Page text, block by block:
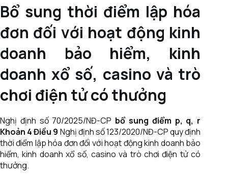
Bổ sung thời điểm lập hóa
đơn đối với hoạt động kinh
doanh bảo hiểm, kinh
doanh xổ số, casino và trò
chơi điện tử có thưởng
Nghị định số 70/2025/NĐ-CP bổ sung điểm p, q, r
Khoản 4 Điều 9 Nghị định số 123/2020/NĐ-CP quy định
thời điểm lập hóa đơn đối với hoạt động kinh doanh bảo
hiểm, kinh doanh xổ số, casino và trò chơi điện tử có
thưởng.